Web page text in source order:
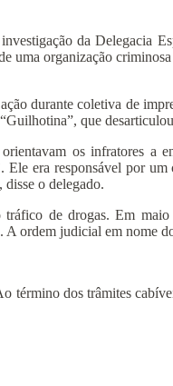
da Delegacia
uma organização
durante coletiva de
que
os infratores a
era responsável por
disse o delegado.
de drogas. Em
ordem judicial em
dos trâmites